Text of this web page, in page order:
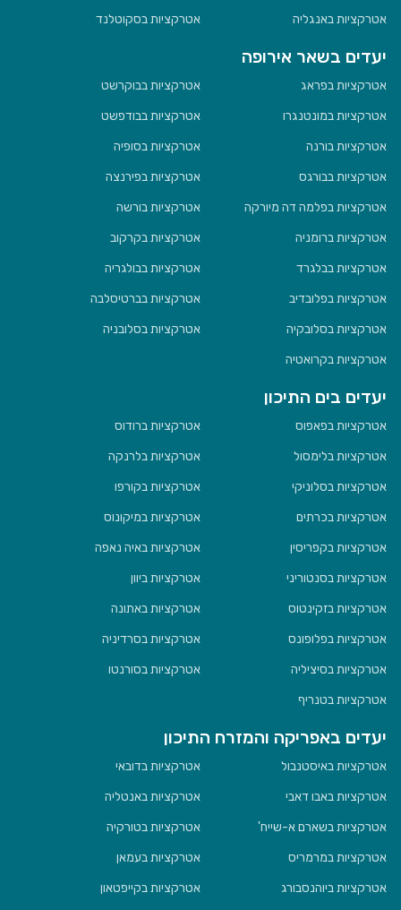
אטרקציות באנגליה
אטרקציות בסקוטלנד
יעדים בשאר אירופה
אטרקציות בפראג
אטרקציות בבוקרשט
אטרקציות במונטנגרו
אטרקציות בבודפשט
אטרקציות בורנה
אטרקציות בסופיה
אטרקציות בבורגס
אטרקציות בפירנצה
אטרקציות בפלמה דה מיורקה
אטרקציות בורשה
אטרקציות ברומניה
אטרקציות בקרקוב
אטרקציות בבלגרד
אטרקציות בבולגריה
אטרקציות בפלובדיב
אטרקציות בברטיסלבה
אטרקציות בסלובקיה
אטרקציות בסלובניה
אטרקציות בקרואטיה
יעדים בים התיכון
אטרקציות בפאפוס
אטרקציות ברודוס
אטרקציות בלימסול
אטרקציות בלרנקה
אטרקציות בסלוניקי
אטרקציות בקורפו
אטרקציות בכרתים
אטרקציות במיקונוס
אטרקציות בקפריסין
אטרקציות באיה נאפה
אטרקציות בסנטוריני
אטרקציות ביוון
אטרקציות בזקינטוס
אטרקציות באתונה
אטרקציות בפלופונס
אטרקציות בסרדיניה
אטרקציות בסיציליה
אטרקציות בסורנטו
אטרקציות בטנריף
יעדים באפריקה והמזרח התיכון
אטרקציות באיסטנבול
אטרקציות בדובאי
אטרקציות באבו דאבי
אטרקציות באנטליה
אטרקציות בשארם א-שייח'
אטרקציות בטורקיה
אטרקציות במרמריס
אטרקציות בעמאן
אטרקציות ביוהנסבורג
אטרקציות בקייפטאון